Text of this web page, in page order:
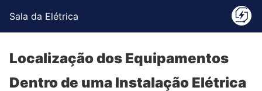
Sala da Elétrica
Localização dos Equipamentos
Dentro de uma Instalação Elétrica